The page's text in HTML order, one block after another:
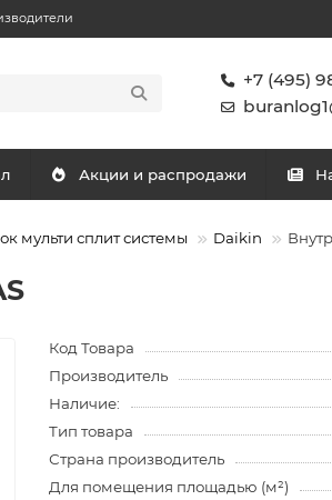
+7 (495)
Акции и распродажи
мульти сплит системы Daikin
Код Товара
Производитель
Наличие:
Тип товара
Страна производитель
Для помещения площадью (м²)